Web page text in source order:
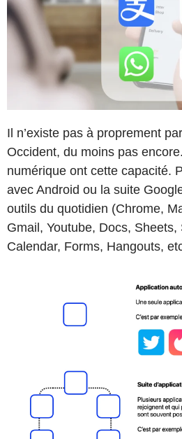
Il n’existe pas à proprement
Occident, du moins pas
numérique ont cette capacité.
avec Android ou la suite
outils du quotidien (Chrome,
Gmail, Youtube, Docs,
Calendar, Forms, Hangouts,